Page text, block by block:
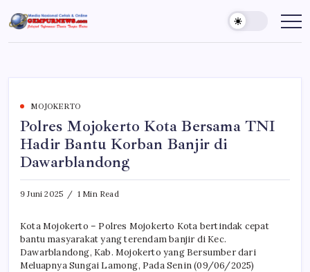
to
content
Gempur
News
Jelajah
Dunia
MOJOKERTO
Polres Mojokerto Kota Bersama TNI
Hadir Bantu Korban Banjir di
Dawarblandong
9 Juni 2025 1 Min Read
Kota Mojokerto – Polres Mojokerto Kota bertindak cepat
bantu masyarakat yang terendam banjir di Kec.
Dawarblandong, Kab. Mojokerto yang Bersumber dari
Meluapnya Sungai Lamong, Pada Senin (09/06/2025)